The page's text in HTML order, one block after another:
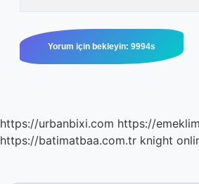
https://urbanbixi.com https://
https://batimatbaa.com.tr knight